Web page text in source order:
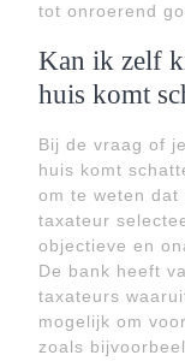
tot onroerend
Kan ik zelf
huis komt
Bij de vraag of
huis komt
om te weten dat
taxateur
objectieve en
De bank heeft
taxateurs
mogelijk om
zoals